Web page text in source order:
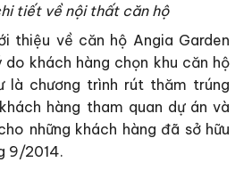
tiết về nội thất căn hộ
thiệu về căn hộ Angia Garden
khách hàng chọn khu căn hộ
là chương trình rút thăm trúng
hàng tham quan dự án và
những khách hàng đã sở hữu
9/2014.